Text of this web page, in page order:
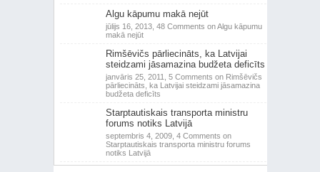
Algu kāpumu makā nejūt
jūlijs 16, 2013, 48 Comments on Algu kāpumu
makā nejūt
Rimšēvičs pārliecināts, ka Latvijai
steidzami jāsamazina budžeta deficīts
janvāris 25, 2011, 5 Comments on Rimšēvičs
pārliecināts, ka Latvijai steidzami jāsamazina
budžeta deficīts
Starptautiskais transporta ministru
forums notiks Latvijā
septembris 4, 2009, 4 Comments on
Starptautiskais transporta ministru forums
notiks Latvijā